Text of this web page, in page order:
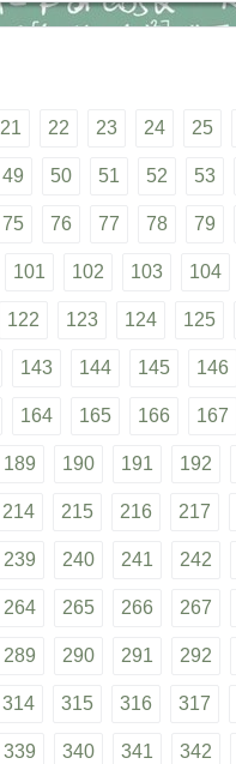
21 22 23 24 25
49 50 51 52 53
75 76 77 78 79
101 102 103 104
122 123 124 125
143 144 145 146
164 165 166 167
189 190 191 192
214 215 216 217
239 240 241 242
264 265 266 267
289 290 291 292
314 315 316 317
339 340 341 342